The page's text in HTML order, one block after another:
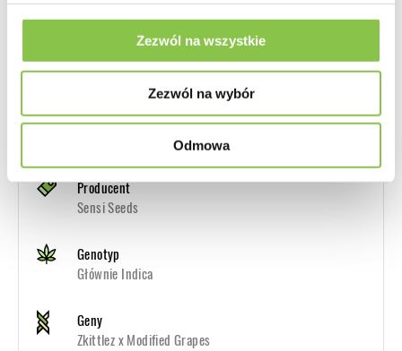
Zezwól na wszystkie
Zezwól na wybór
Odmowa
Smak
Producent
Sensi Seeds
Genotyp
Głównie Indica
Geny
Zkittlez x Modified Grapes